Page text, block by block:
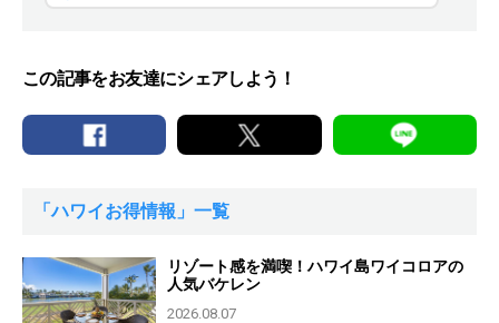
この記事をお友達にシェアしよう！
「ハワイお得情報」一覧
リゾート感を満喫！ハワイ島ワイコロアの
人気バケレン
2026.08.07